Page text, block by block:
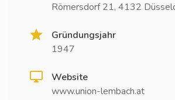
Römersdorf 21, 4132
Gründungsjahr
1947
Website
www.union-lembach.at